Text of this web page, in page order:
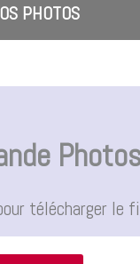
PHOTOS
télécharger le